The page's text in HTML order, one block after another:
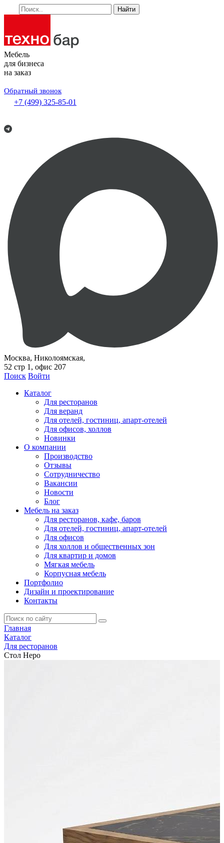
Найти
Мебель
для бизнеса
на заказ
Обратный звонок
+7 (499) 325-85-01
Москва, Николоямская,
52 стр 1, офис 207
Поиск Войти
Каталог
Для ресторанов
Для веранд
Для отелей, гостиниц, апарт-отелей
Для офисов, холлов
Новинки
О компании
Производство
Отзывы
Сотрудничество
Вакансии
Новости
Блог
Мебель на заказ
Для ресторанов, кафе, баров
Для отелей, гостиниц, апарт-отелей
Для офисов
Для холлов и общественных зон
Для квартир и домов
Мягкая мебель
Корпусная мебель
Портфолио
Дизайн и проектирование
Контакты
Главная
Каталог
Для ресторанов
Стол Неро